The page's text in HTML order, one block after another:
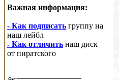
Важная информация:
- Как подписать группу на
наш лейбл
- Как отличить наш диск
от пиратского